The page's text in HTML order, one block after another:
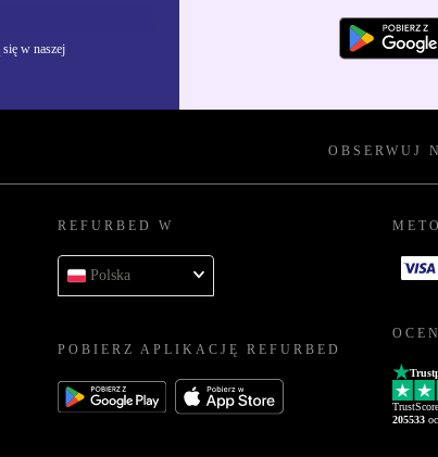
w naszej
OBSERWUJ
REFURBED W
Polska
POBIERZ APLIKACJĘ REFURBED
TrustScore
205533